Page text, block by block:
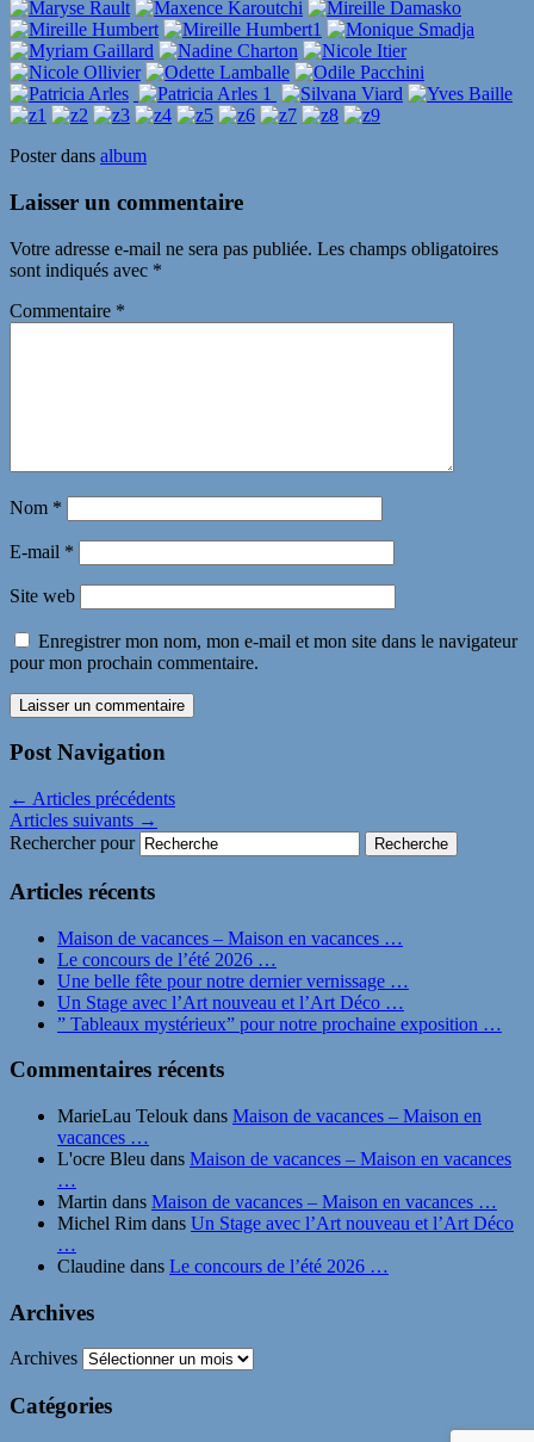
Poster dans album
Laisser un commentaire
Votre adresse e-mail ne sera pas publiée. Les champs obligatoires
sont indiqués avec *
Commentaire *
Nom *
E-mail *
Site web
Enregistrer mon nom, mon e-mail et mon site dans le navigateur
pour mon prochain commentaire.
Post Navigation
← Articles précédents
Articles suivants →
Rechercher pour
Articles récents
Maison de vacances – Maison en vacances …
Le concours de l’été 2026 …
Une belle fête pour notre dernier vernissage …
Un Stage avec l’Art nouveau et l’Art Déco …
” Tableaux mystérieux” pour notre prochaine exposition …
Commentaires récents
MarieLau Telouk dans Maison de vacances – Maison en
vacances …
L'ocre Bleu dans Maison de vacances – Maison en vacances
…
Martin dans Maison de vacances – Maison en vacances …
Michel Rim dans Un Stage avec l’Art nouveau et l’Art Déco
…
Claudine dans Le concours de l’été 2026 …
Archives
Archives
Catégories